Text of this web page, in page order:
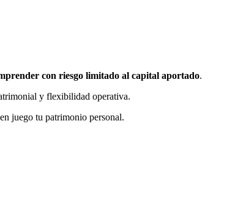
con riesgo limitado al capital aportado.
y flexibilidad operativa.
juego tu patrimonio personal.